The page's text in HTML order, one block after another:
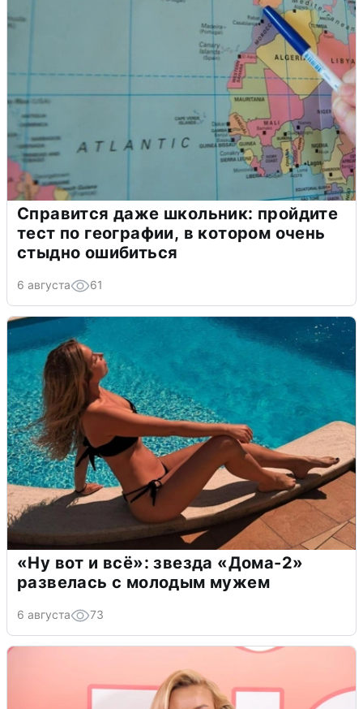
Справится даже школьник: пройдите
тест по географии, в котором очень
стыдно ошибиться
6 августа 61
«Ну вот и всё»: звезда «Дома-2»
развелась с молодым мужем
6 августа 73